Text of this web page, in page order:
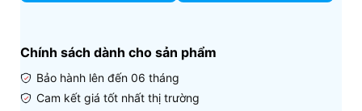
Chính sách dành cho sản phẩm
Bảo hành lên đến 06 tháng
Cam kết giá tốt nhất thị trường